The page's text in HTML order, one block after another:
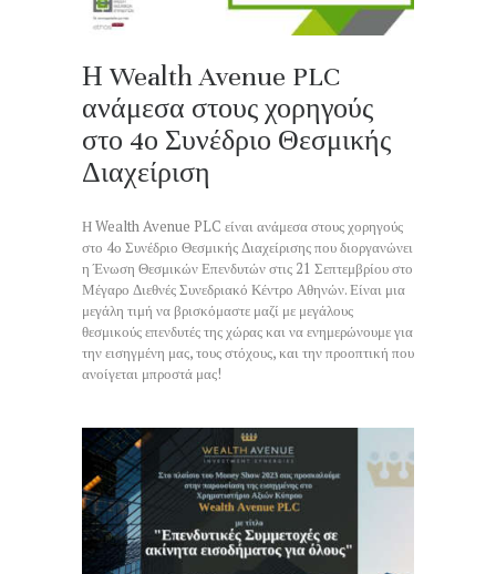
Η Wealth Avenue PLC
ανάμεσα στους χορηγούς
στο 4ο Συνέδριο Θεσμικής
Διαχείριση
Η Wealth Avenue PLC είναι ανάμεσα στους χορηγούς
στο 4ο Συνέδριο Θεσμικής Διαχείρισης που διοργανώνει
η Ένωση Θεσμικών Επενδυτών στις 21 Σεπτεμβρίου στο
Μέγαρο Διεθνές Συνεδριακό Κέντρο Αθηνών. Είναι μια
μεγάλη τιμή να βρισκόμαστε μαζί με μεγάλους
θεσμικούς επενδυτές της χώρας και να ενημερώνουμε για
την εισηγμένη μας, τους στόχους, και την προοπτική που
ανοίγεται μπροστά μας!